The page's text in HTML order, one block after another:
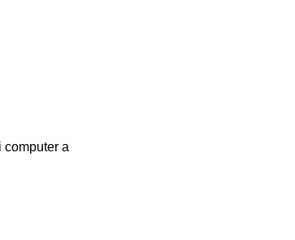
computer a